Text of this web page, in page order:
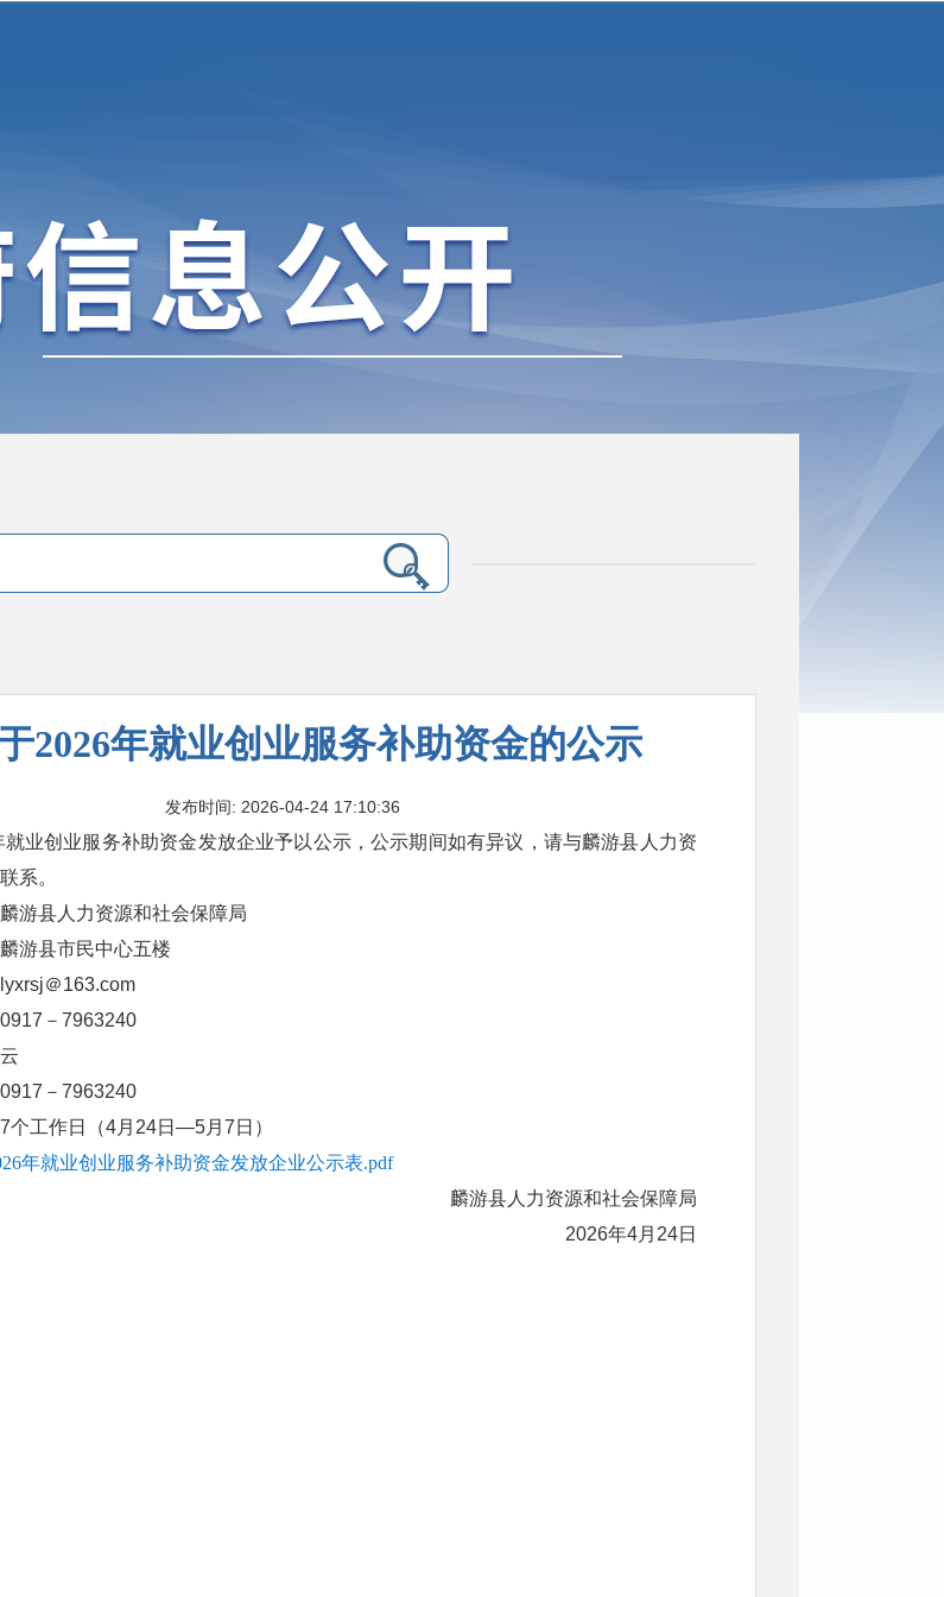
2026年就业创业服务补助资金的公示
发布时间: 2026-04-24 17:10:36
业创业服务补助资金发放企业予以公示，公示期间如有异议，请与麟游县人力资
系。
游县人力资源和社会保障局
游县市民中心五楼
＠163.com
－7963240
－7963240
个工作日（4月24日—5月7日）
年就业创业服务补助资金发放企业公示表.pdf
麟游县人力资源和社会保障局
2026年4月24日